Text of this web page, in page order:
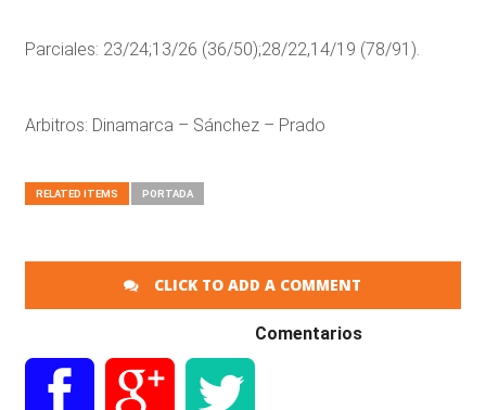
Parciales: 23/24;13/26 (36/50);28/22,14/19 (78/91).
Arbitros: Dinamarca – Sánchez – Prado
RELATED ITEMS PORTADA
CLICK TO ADD A COMMENT
Comentarios